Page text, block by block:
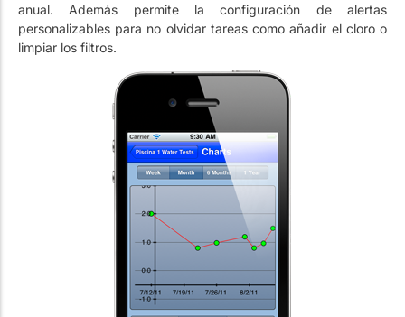
anual. Además permite la configuración de alertas
personalizables para no olvidar tareas como añadir el cloro o
limpiar los filtros.